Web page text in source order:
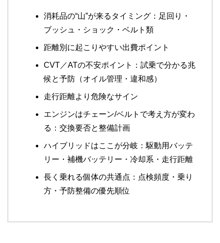
消耗品の“山”が来るタイミング：足回り・
ブッシュ・ショック・ベルト類
距離別に起こりやすい出費ポイント
CVT／ATの不安ポイント：試乗で分かる兆
候と予防（オイル管理・違和感）
走行距離より危険なサイン
エンジンはチェーン/ベルトで考え方が変わ
る：交換要否と整備計画
ハイブリッドはここが分岐：駆動用バッテ
リー・補機バッテリー・冷却系・走行距離
長く乗れる個体の共通点：点検頻度・乗り
方・予防整備の優先順位